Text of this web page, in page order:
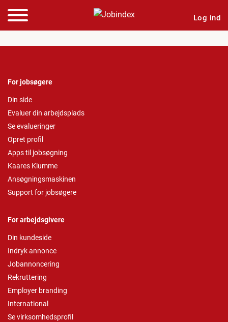
Log ind
For jobsøgere
Din side
Evaluer din arbejdsplads
Se evalueringer
Opret profil
Apps til jobsøgning
Kaares Klumme
Ansøgningsmaskinen
Support for jobsøgere
For arbejdsgivere
Din kundeside
Indryk annonce
Jobannoncering
Rekruttering
Employer branding
International
Se virksomhedsprofil